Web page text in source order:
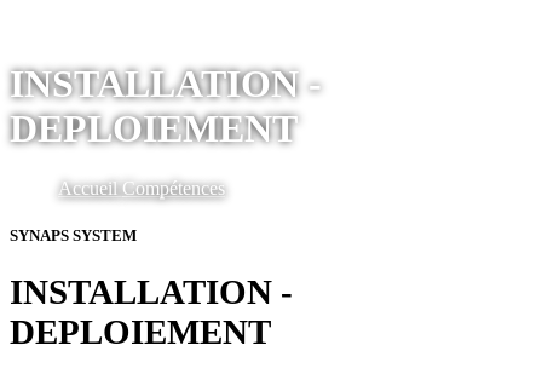
INSTALLATION -
DEPLOIEMENT
AccueilCompétences
SYNAPS SYSTEM
INSTALLATION -
DEPLOIEMENT